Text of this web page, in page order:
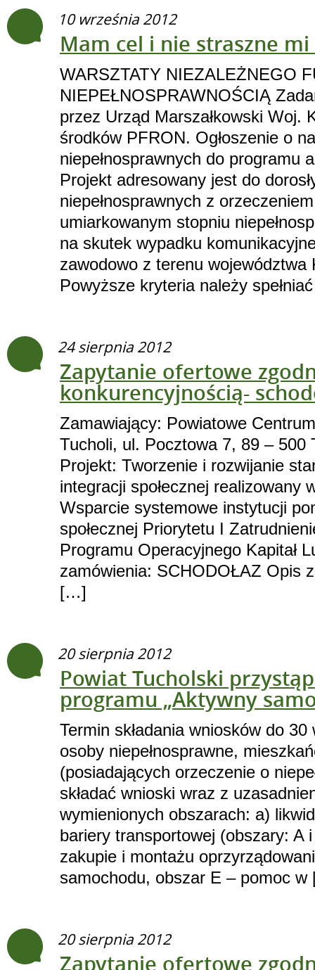
10 września 2012
Mam cel i nie straszne
WARSZTATY NIEZALEŻNEGO
NIEPEŁNOSPRAWNOŚCIĄ
przez Urząd Marszałkowski Woj.
środków PFRON. Ogłoszenie o
niepełnosprawnych do programu
Projekt adresowany jest do
niepełnosprawnych z
umiarkowanym stopniu
na skutek wypadku
zawodowo z terenu województwa
Powyższe kryteria należy
24 sierpnia 2012
Zapytanie ofertowe
konkurencyjnością-
Zamawiający: Powiatowe
Tucholi, ul. Pocztowa 7, 89 – 500
Projekt: Tworzenie i rozwijanie
integracji społecznej realizowany
Wsparcie systemowe instytucji
społecznej Priorytetu I
Programu Operacyjnego Kapitał
zamówienia: SCHODOŁAZ Opis
[…]
20 sierpnia 2012
Powiat Tucholski
programu „Aktywny
Termin składania wniosków do
osoby niepełnosprawne,
(posiadających orzeczenie o
składać wnioski wraz z
wymienionych obszarach: a)
bariery transportowej (obszary: A
zakupie i montażu
samochodu, obszar E – pomoc
20 sierpnia 2012
Zapytanie ofertowe